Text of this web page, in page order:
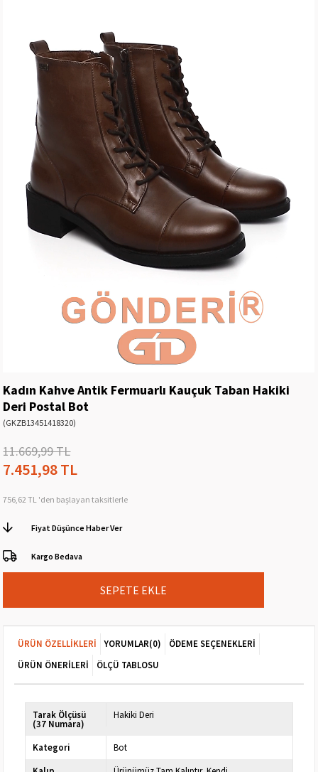
Kadın Kahve Antik Fermuarlı Kauçuk Taban Hakiki
Deri Postal Bot
(GKZB13451418320)
11.669,99 TL
7.451,98 TL
756,62 TL 'den başlayan taksitlerle
Fiyat Düşünce Haber Ver
Kargo Bedava
ÜRÜN ÖZELLIKLERI YORUMLAR(0)
ÖDEME SEÇENEKLERI
ÜRÜN ÖNERILERI
ÖLÇÜ TABLOSU
Tarak Ölçüsü
(37 Numara)
Hakiki Deri
Kategori
Bot